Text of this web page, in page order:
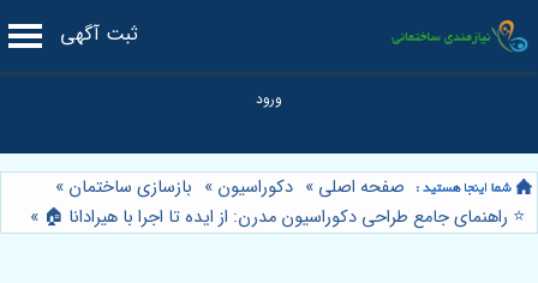
ثبت آگهی
صفحه اصلی » دکوراسیون » بازسازی ساختمان »
⭐️ راهنمای جامع طراحی دکوراسیون مدرن: از ایده تا اجرا با هیرادانا 🏠 »